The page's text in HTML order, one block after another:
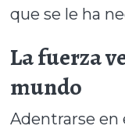
que se le ha
La fuerza
mundo
Adentrarse en